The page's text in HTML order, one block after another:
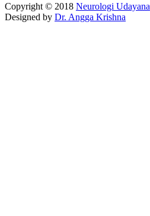
Copyright © 2018 Neurologi Udayana
Designed by Dr. Angga Krishna